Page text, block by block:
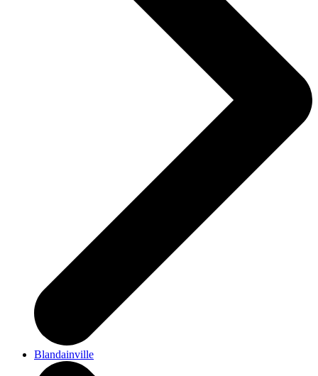
Blandainville